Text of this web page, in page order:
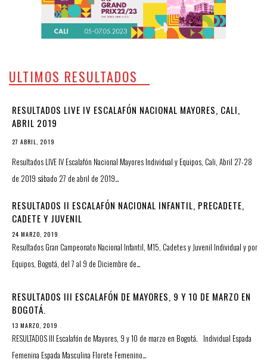
ULTIMOS RESULTADOS
RESULTADOS LIVE IV ESCALAFÓN NACIONAL MAYORES, CALI,
ABRIL 2019
27 ABRIL, 2019
Resultados LIVE IV Escalafón Nacional Mayores Individual y Equipos, Cali, Abril 27-28
de 2019 sábado 27 de abril de 2019…
RESULTADOS II ESCALAFÓN NACIONAL INFANTIL, PRECADETE,
CADETE Y JUVENIL
24 MARZO, 2019
Resultados Gran Campeonato Nacional Infantil, M15, Cadetes y Juvenil Individual y por
Equipos, Bogotá, del 7 al 9 de Diciembre de…
RESULTADOS III ESCALAFÓN DE MAYORES, 9 Y 10 DE MARZO EN
BOGOTÁ.
13 MARZO, 2019
RESULTADOS III Escalafón de Mayores, 9 y 10 de marzo en Bogotá. Individual Espada
Femenina Espada Masculina Florete Femenino…